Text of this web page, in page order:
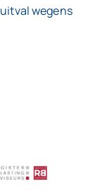
wegens